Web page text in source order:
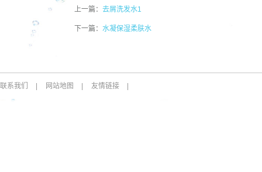
上一篇： 去屑洗发水1
下一篇： 水凝保湿柔肤水
联系我们 网站地图 友情链接